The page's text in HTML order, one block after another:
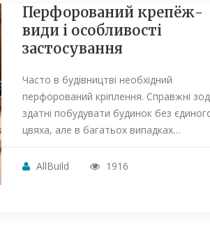
Перфорований крепёж-
види і особливості
застосування
Часто в будівництві необхідний
перфорований кріплення. Справжні
здатні побудувати будинок без
цвяха, але в багатьох випадках…
AllBuild 1916